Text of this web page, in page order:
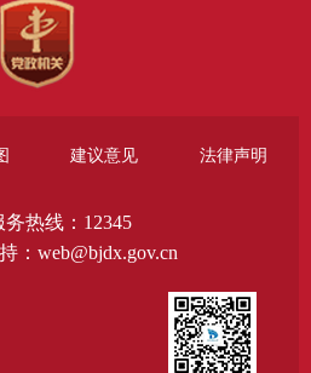
建议意见 法律声明
务热线：12345
：web@bjdx.gov.cn